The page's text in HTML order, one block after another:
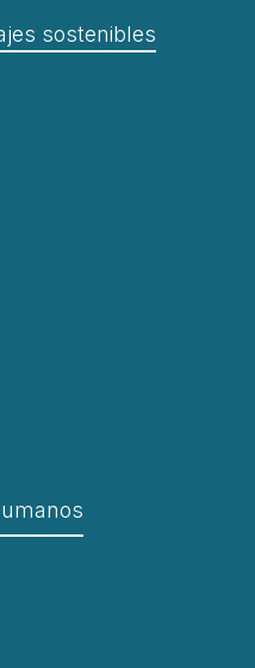
sostenibles